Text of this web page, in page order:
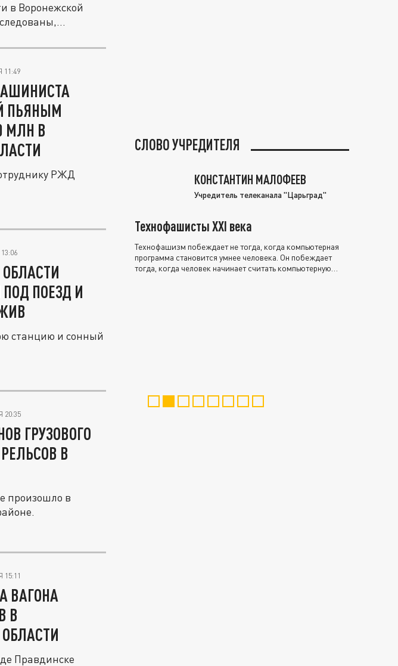
в Воронежской
11:49
ПЬЯНЫМ
МЛН В
РЖД
ПОЕЗД И
станцию и сонный
20:35
ГРУЗОВОГО
В
произошло в
15:11
ВАГОНА
В
Правдинске
СЛОВО УЧРЕДИТЕЛЯ
КОНСТАНТИН МАЛОФЕЕВ
Учредитель телеканала "Царьград"
Технофашисты XXI века
Технофашизм побеждает не тогда, когда компьютерная
программа становится умнее человека. Он побеждает
тогда, когда человек начинает считать компьютерную